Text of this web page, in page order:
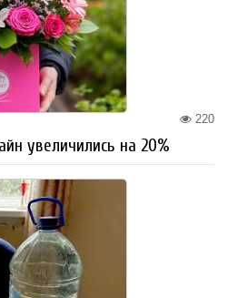
220
увеличились на 20%